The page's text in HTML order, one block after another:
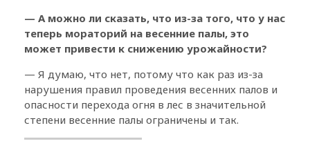
— А можно ли сказать, что из-за того, что у нас
теперь мораторий на весенние палы, это
может привести к снижению урожайности?
— Я думаю, что нет, потому что как раз из-за
нарушения правил проведения весенних палов и
опасности перехода огня в лес в значительной
степени весенние палы ограничены и так.